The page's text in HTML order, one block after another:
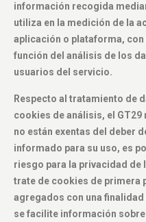
información recogida
utiliza en la medición de la
aplicación o plataforma,
función del análisis de los
usuarios del servicio.
Respecto al tratamiento de
cookies de análisis, el GT29
no están exentas del deber
informado para su uso, es
riesgo para la privacidad de
trate de cookies de primera
agregados con una
se facilite información sobre